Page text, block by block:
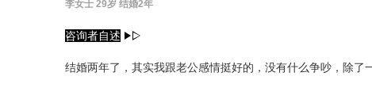
李女士 29岁 结婚2年
咨询者自述
结婚两年了，其实我跟老公感情挺好的，没有什么争吵，除了